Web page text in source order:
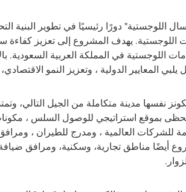
اللوجستية" دورًا رئيسيًا في تطوير البنية
اللوجستية. يهدف المشروع إلى تعزيز كفاءة
اللوجستية في المملكة العربية السعودية.
يلبي المعايير الدولية ، وتعزيز النمو
تحظى بموقع استراتيجي للوصول السلس ،
للشركات العالمية ، ومدرج للطيران ،
أيضًا مناطق تجارية، وسكنية، ومرافق ضيافة،